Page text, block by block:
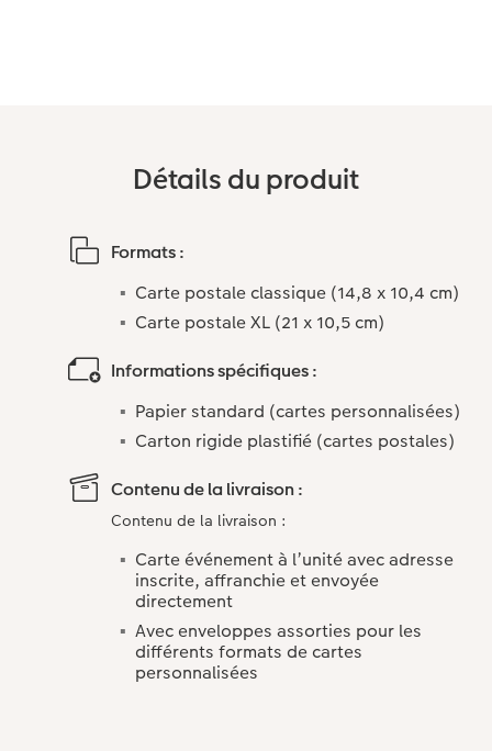
Détails du produit
Formats :
Carte postale classique (14,8 x 10,4 cm)
Carte postale XL (21 x 10,5 cm)
Informations spécifiques :
Papier standard (cartes personnalisées)
Carton rigide plastifié (cartes postales)
Contenu de la livraison :
Contenu de la livraison :
Carte événement à l’unité avec adresse
inscrite, affranchie et envoyée
directement
Avec enveloppes assorties pour les
différents formats de cartes
personnalisées